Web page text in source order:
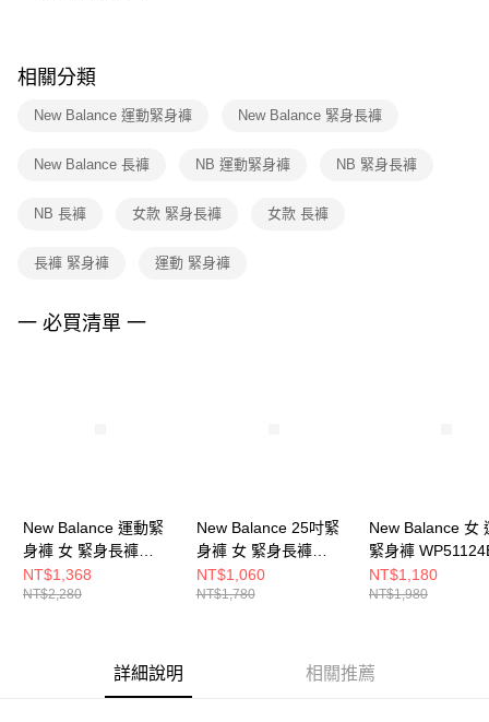
※ 交易是否成功請以「AFTEE先享後付 」之結帳頁面顯示為準，若有關於
是否繳費成功／繳費後需取消欲退款等相關疑問，請聯繫「AFTEE先享後付
客戶支援中心」 https://netprotections.freshdesk.com/support/home
１．透過由恩沛科技股份有限公司提供之「AFTEE先享後付」服務完成之交
權轉讓予恩沛科技股份有限公司。
３．未成年的使用者請事先徵得法定代理人或監護人之同意方可使用
４．使用「AFTEE先享後付」時，將依據個別帳號之用戶狀況，依本公司即
相關分類
New Balance 運動緊身褲 New Balance 緊身長褲
New Balance 長褲 NB 運動緊身褲 NB 緊身長褲
NB 長褲 女款 緊身長褲 女款 長褲
長褲 緊身褲 運動 緊身褲
一 必買清單 一
New Balance 運動緊
身褲 女 緊身長褲
WP51268WAD-F
NT$1,368
NT$2,280
New Balance 25吋緊
身褲 女 緊身長褲
WP51112DRE-F
NT$1,060
NT$1,780
New Balance 女
緊身褲
F
NT$1,180
NT$1,980
詳細說明 相關推薦